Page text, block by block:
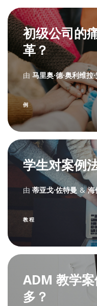
初级公司的
革？
由 马里奥·德·奥利维拉
例
学生对案例
由 蒂亚戈·佐特曼 & 海
教程
ADM 教学
多？